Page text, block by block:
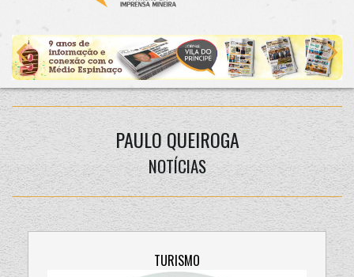
PAULO QUEIROGA
NOTÍCIAS
TURISMO